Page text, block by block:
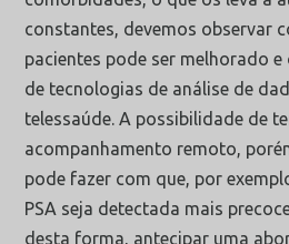
constantes, devemos observar
pacientes pode ser melhorado
de tecnologias de análise de
telessaúde. A possibilidade de
acompanhamento remoto,
pode fazer com que, por
PSA seja detectada mais
desta forma, antecipar uma